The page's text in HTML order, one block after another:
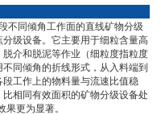
不同倾角工作面的直线矿物分级
级设备。它主要用于细粒含量高
介和脱泥等作业（细粒度指粒度
同倾角的折线形式，从入料端到
工作上的物料量与流速比值稳
相同有效面积的矿物分级设备处
更为显著。